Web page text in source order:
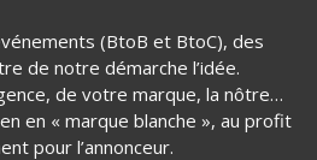
(BtoB et BtoC), des
de notre démarche l’idée.
de votre marque, la nôtre…
en « marque blanche », au profit
pour l’annonceur.